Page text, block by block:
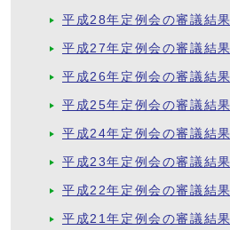
平成28年定例会の審議結果
平成27年定例会の審議結果
平成26年定例会の審議結果
平成25年定例会の審議結果
平成24年定例会の審議結果
平成23年定例会の審議結果
平成22年定例会の審議結果
平成21年定例会の審議結果